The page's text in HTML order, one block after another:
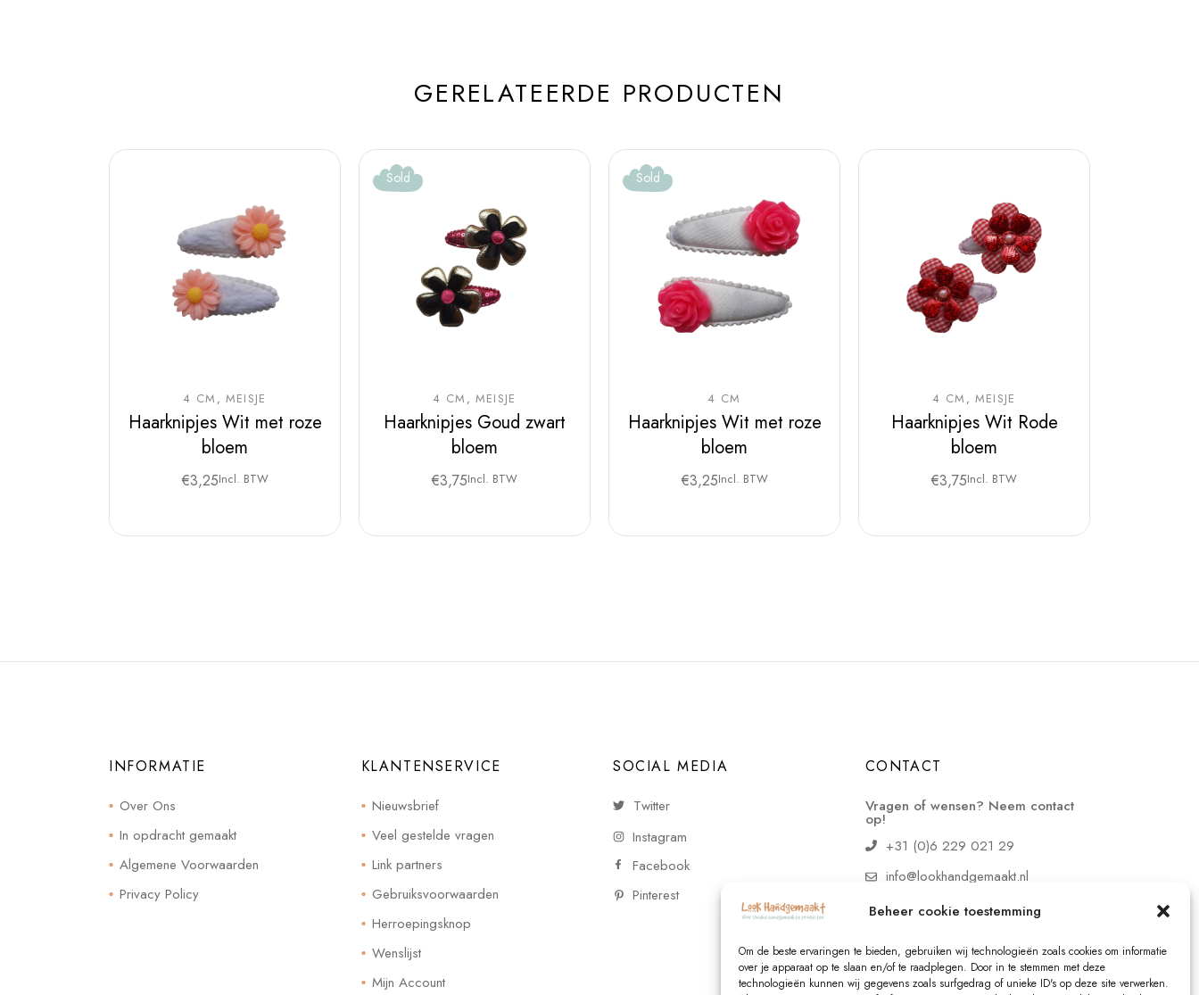
Beheer cookie toestemming
Om de beste ervaringen te bieden, gebruiken wij technologieën zoals cookies om informatie
over je apparaat op te slaan en/of te raadplegen. Door in te stemmen met deze
technologieën kunnen wij gegevens zoals surfgedrag of unieke ID's op deze site verwerken.
GERELATEERDE PRODUCTEN
4 CM MEISJE
Haarknipjes Wit met roze
bloem
€3,25Incl. BTW
Sold
4 CM MEISJE
Haarknipjes Goud zwart
bloem
€3,75Incl. BTW
Sold
4 CM
Haarknipjes Wit met roze
bloem
€3,25Incl. BTW
4 CM MEISJE
Haarknipjes Wit Rode
bloem
€3,75Incl. BTW
INFORMATIE
Over Ons
In opdracht gemaakt
Algemene Voorwaarden
Privacy Policy
KLANTENSERVICE
Nieuwsbrief
Veel gestelde vragen
Link partners
Gebruiksvoorwaarden
Herroepingsknop
Wenslijst
Mijn Account
SOCIAL MEDIA
Twitter
Instagram
Facebook
Pinterest
CONTACT
Vragen of wensen? Neem contact
op!
+31 (0)6 229 021 29
info@lookhandgemaakt.nl